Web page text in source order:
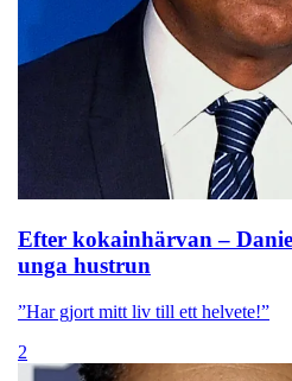
Efter kokainhärvan –
unga hustrun
”Har gjort mitt liv till ett helvete!”
2